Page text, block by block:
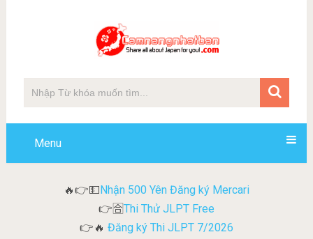
Menu
🔥👉💵Nhận 500 Yên Đăng ký Mercari
👉🈴Thi Thử JLPT Free
👉🔥 Đăng ký Thi JLPT 7/2026